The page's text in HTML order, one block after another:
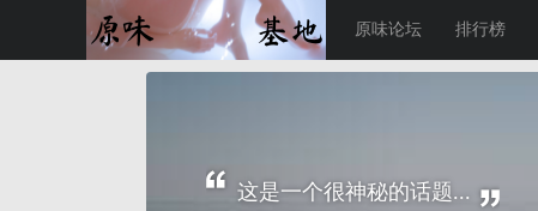
原味论坛 排行榜
这是一个很神秘的话题...